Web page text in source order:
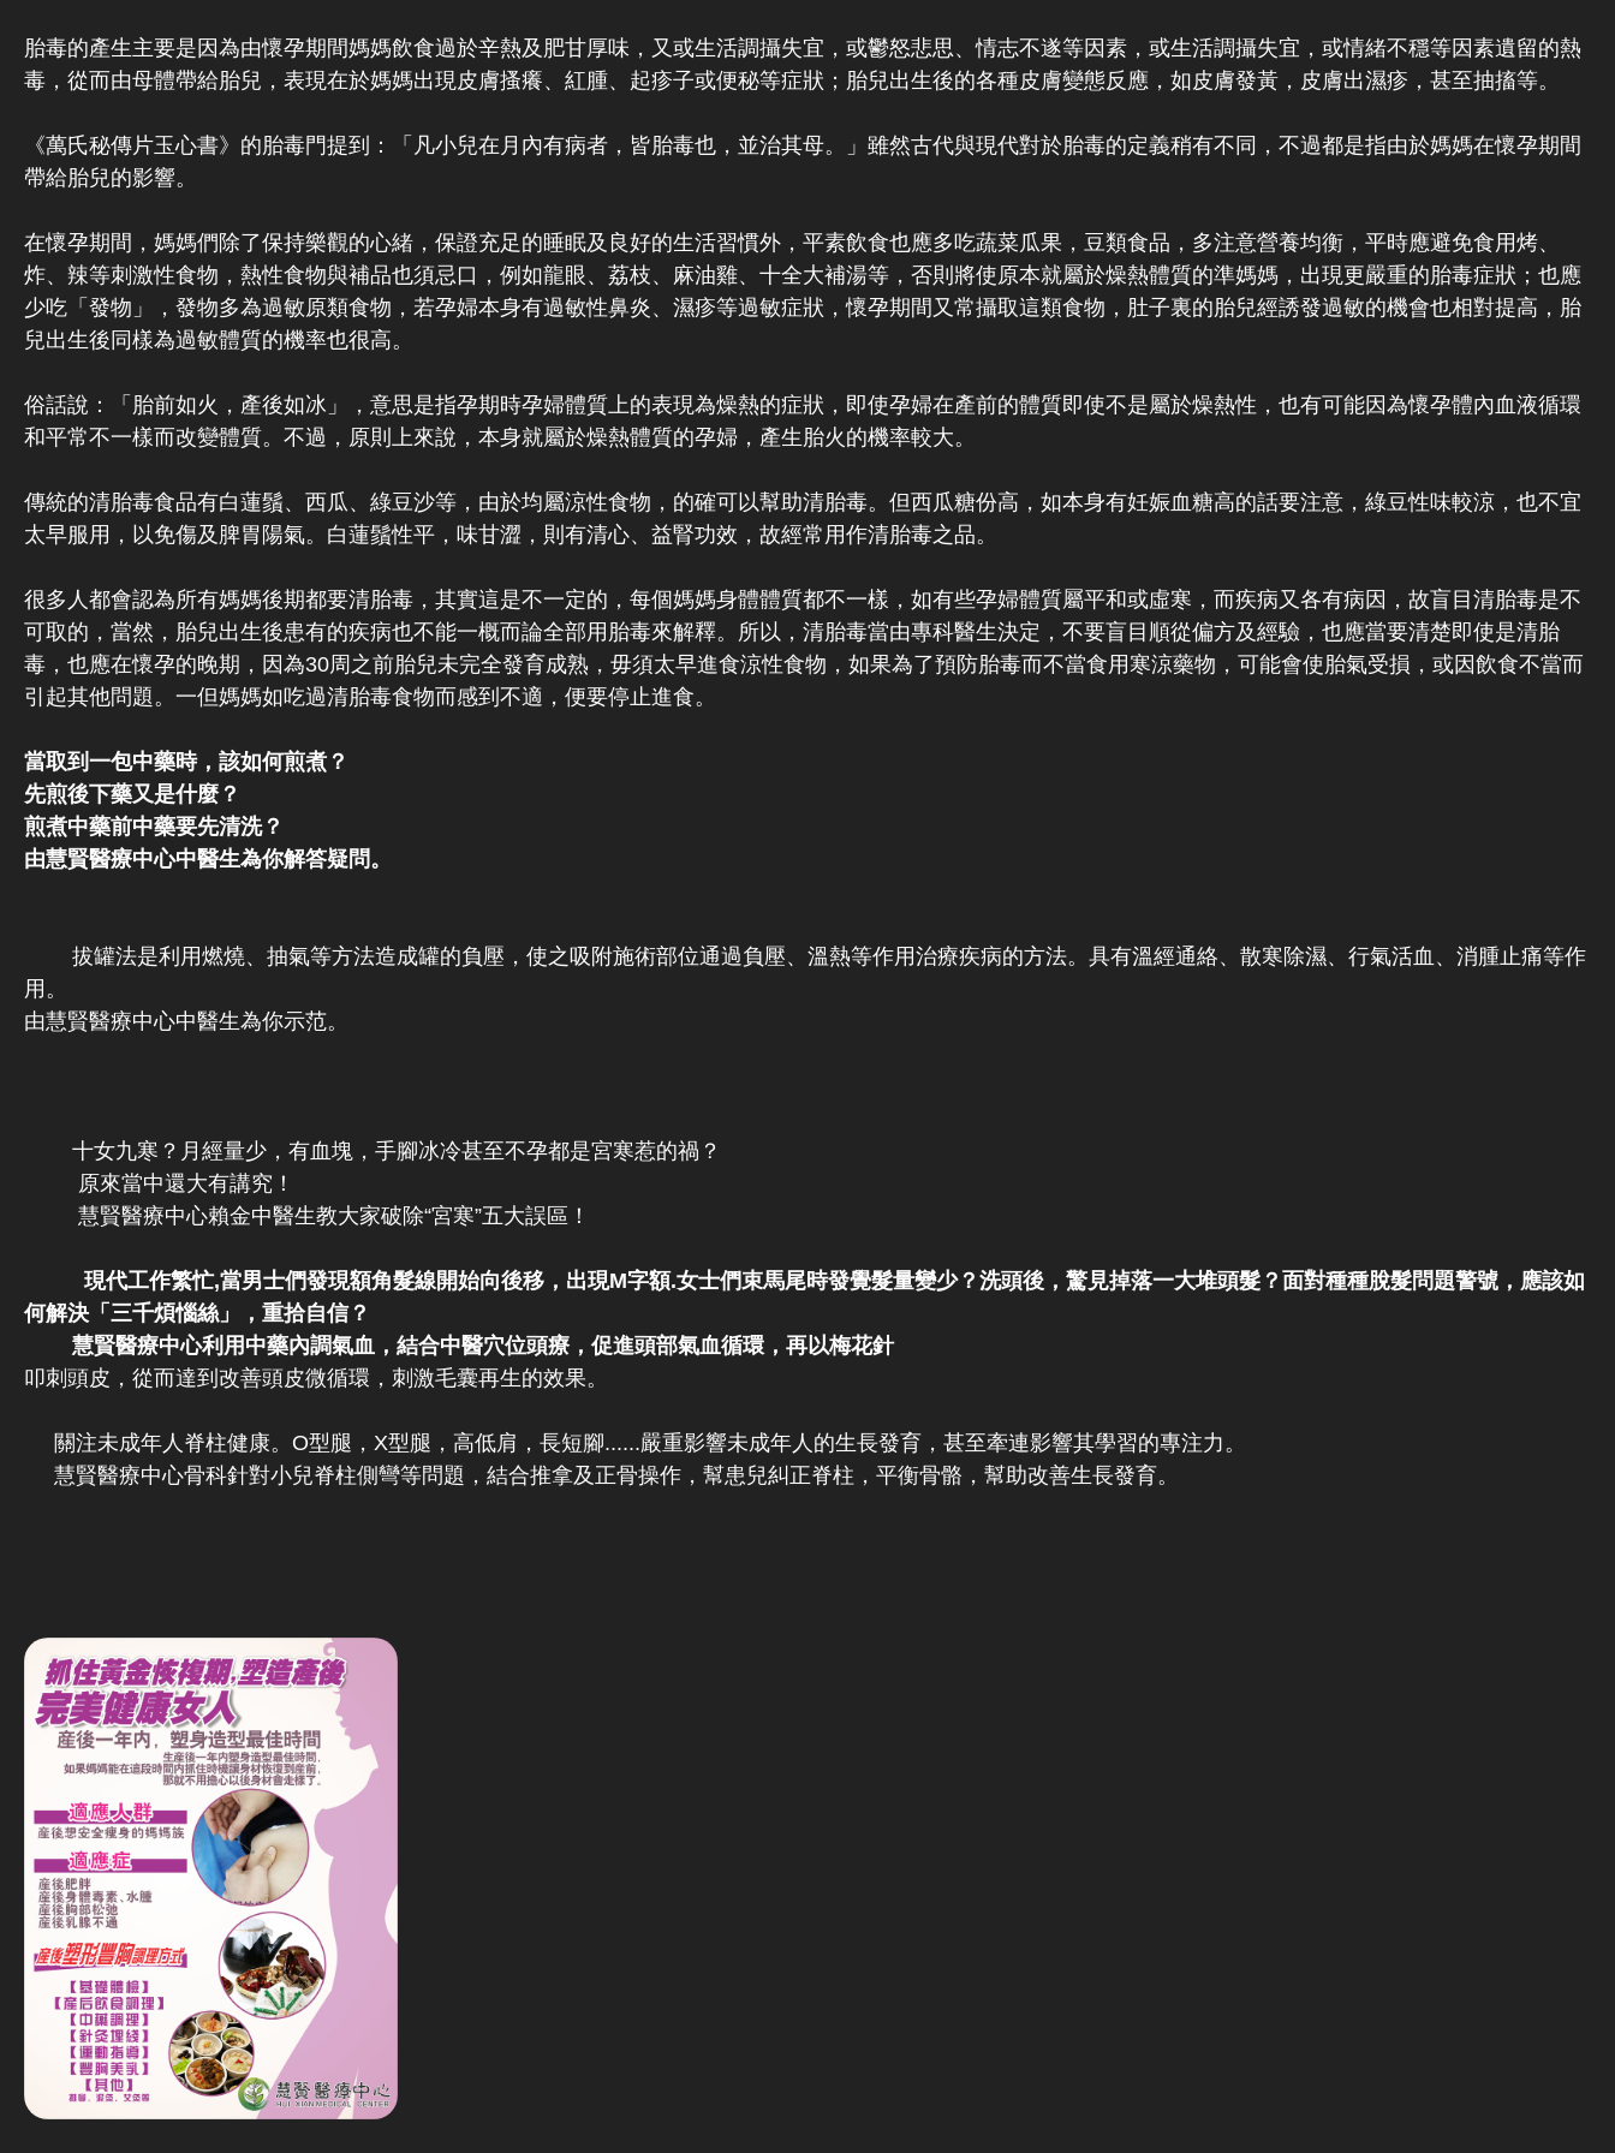
胎毒的產生主要是因為由懷孕期間媽媽飲食過於辛熱及肥甘厚味，又或生活調攝失宜，或鬱怒悲思、情志不遂等因素，或生活調攝失宜，或情緒不穩等因素遺留的熱
毒，從而由母體帶給胎兒，表現在於媽媽出現皮膚搔癢、紅腫、起疹子或便秘等症狀；胎兒出生後的各種皮膚變態反應，如皮膚發黃，皮膚出濕疹，甚至抽搐等。
《萬氏秘傳片玉心書》的胎毒門提到：「凡小兒在月內有病者，皆胎毒也，並治其母。」雖然古代與現代對於胎毒的定義稍有不同，不過都是指由於媽媽在懷孕期間
帶給胎兒的影響。
在懷孕期間，媽媽們除了保持樂觀的心緒，保證充足的睡眠及良好的生活習慣外，平素飲食也應多吃蔬菜瓜果，豆類食品，多注意營養均衡，平時應避免食用烤、
炸、辣等刺激性食物，熱性食物與補品也須忌口，例如龍眼、荔枝、麻油雞、十全大補湯等，否則將使原本就屬於燥熱體質的準媽媽，出現更嚴重的胎毒症狀；也應
少吃「發物」，發物多為過敏原類食物，若孕婦本身有過敏性鼻炎、濕疹等過敏症狀，懷孕期間又常攝取這類食物，肚子裏的胎兒經誘發過敏的機會也相對提高，胎
兒出生後同樣為過敏體質的機率也很高。
俗話說：「胎前如火，產後如冰」，意思是指孕期時孕婦體質上的表現為燥熱的症狀，即使孕婦在產前的體質即使不是屬於燥熱性，也有可能因為懷孕體內血液循環
和平常不一樣而改變體質。不過，原則上來說，本身就屬於燥熱體質的孕婦，產生胎火的機率較大。
傳統的清胎毒食品有白蓮鬚、西瓜、綠豆沙等，由於均屬涼性食物，的確可以幫助清胎毒。但西瓜糖份高，如本身有妊娠血糖高的話要注意，綠豆性味較涼，也不宜
太早服用，以免傷及脾胃陽氣。白蓮鬚性平，味甘澀，則有清心、益腎功效，故經常用作清胎毒之品。
很多人都會認為所有媽媽後期都要清胎毒，其實這是不一定的，每個媽媽身體體質都不一樣，如有些孕婦體質屬平和或虛寒，而疾病又各有病因，故盲目清胎毒是不
可取的，當然，胎兒出生後患有的疾病也不能一概而論全部用胎毒來解釋。所以，清胎毒當由專科醫生決定，不要盲目順從偏方及經驗，也應當要清楚即使是清胎
毒，也應在懷孕的晚期，因為30周之前胎兒未完全發育成熟，毋須太早進食涼性食物，如果為了預防胎毒而不當食用寒涼藥物，可能會使胎氣受損，或因飲食不當而
引起其他問題。一但媽媽如吃過清胎毒食物而感到不適，便要停止進食。
當取到一包中藥時，該如何煎煮？
先煎後下藥又是什麼？
煎煮中藥前中藥要先清洗？
由慧賢醫療中心中醫生為你解答疑問。
拔罐法是利用燃燒、抽氣等方法造成罐的負壓，使之吸附施術部位通過負壓、溫熱等作用治療疾病的方法。具有溫經通絡、散寒除濕、行氣活血、消腫止痛等作
用。
由慧賢醫療中心中醫生為你示范。
十女九寒？月經量少，有血塊，手腳冰冷甚至不孕都是宮寒惹的禍？
原來當中還大有講究！
慧賢醫療中心賴金中醫生教大家破除“宮寒”五大誤區！
現代工作繁忙,當男士們發現額角髮線開始向後移，出現M字額.女士們束馬尾時發覺髮量變少？洗頭後，驚見掉落一大堆頭髮？面對種種脫髮問題警號，應該如
何解決「三千煩惱絲」，重拾自信？
慧賢醫療中心利用中藥內調氣血，結合中醫穴位頭療，促進頭部氣血循環，再以梅花針
叩刺頭皮，從而達到改善頭皮微循環，刺激毛囊再生的效果。
關注未成年人脊柱健康。O型腿，X型腿，高低肩，長短腳......嚴重影響未成年人的生長發育，甚至牽連影響其學習的專注力。
慧賢醫療中心骨科針對小兒脊柱側彎等問題，結合推拿及正骨操作，幫患兒糾正脊柱，平衡骨骼，幫助改善生長發育。